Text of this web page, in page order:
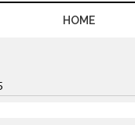
HOME